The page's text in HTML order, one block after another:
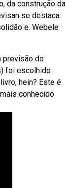
da construção da
se destaca
e. Webele
previsão do
foi escolhido
hein? Este é
conhecido